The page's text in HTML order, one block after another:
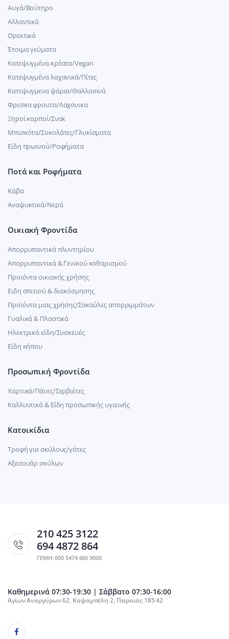
Αυγά/Βούτηρο
Αλλαντικά
Ορεκτικά
Έτοιμα γεύματα
Κατεψυγμένα κρέατα/Vegan
Kατεψυγμένα λαχανικά/Πίτες
Κατεψυγμενα ψάρια/Θαλλασινά
Φρεσκα φρουτα/Λαχανικα
Ξηροί καρποί/Σνακ
Μπισκότα/Σοκολάτες/Γλυκίσματα
Είδη πρωινού/Ροφήματα
Ποτά και Ροφήματα
Κάβα
Αναψυκτικά/Νερά
Οικιακή Φροντίδα
Απορρυπαντικά πλυντηρίου
Απορρυπαντικά & Γενικού καθαρισμού
Προιόντα οικιακής χρήσης
Ειδη σπιτιού & διακόσμησης
Προϊόντα μιας χρήσης/Σακούλες απορριμμάτων
Γυαλικά & Πλαστικά
Ηλεκτρικά είδη/Συσκευές
Είδη κήπου
Προσωπική Φροντίδα
Χαρτικά/Πάνες/Σερβιέτες
Καλλυντικά & Είδη προσωπικής υγιεινής
Κατοικίδια
Τροφή για σκύλους/γάτες
Αξεσουάρ σκύλων
210 425 3122
694 4872 864
ΓΕΜΗ: 000 5474 660 9000
Καθημερινά 07:30-19:30 | Σάββατο 07:30-16:00
Αγίων Αναργύρων 62, Καψαμπέλη 2, Πειραιάς 185 42